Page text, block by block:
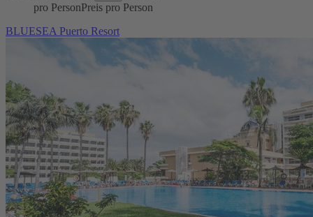
pro PersonPreis pro Person
BLUESEA Puerto Resort